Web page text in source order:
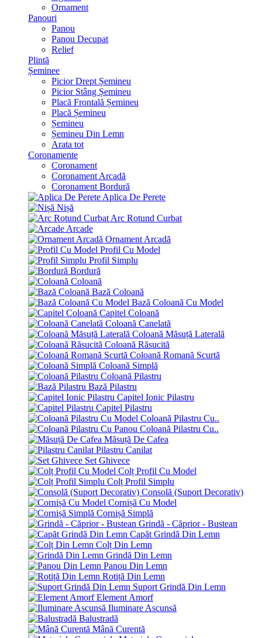
Ornament
Panouri
Panou
Panou Decupat
Relief
Plintă
Șeminee
Picior Drept Șemineu
Picior Stâng Șemineu
Placă Frontală Șemineu
Placă Șemineu
Șemineu
Șemineu Din Lemn
Arata tot
Coronamente
Coronament
Coronament Arcadă
Coronament Bordură
Aplica De Perete
Nișă
Arc Rotund Curbat
Arcade
Ornament Arcadă
Profil Cu Model
Profil Simplu
Bordură
Coloană
Bază Coloană
Bază Coloană Cu Model
Capitel Coloană
Coloană Canelată
Coloană Măsuță Laterală
Coloană Răsucită
Coloană Romană Scurtă
Coloană Simplă
Coloană Pilastru
Bază Pilastru
Capitel Ionic Pilastru
Capitel Pilastru
Coloană Pilastru Cu..
Coloană Pilastru Cu..
Măsuță De Cafea
Pilastru Canilat
Set Ghivece
Colț Profil Cu Model
Colț Profil Simplu
Consolă (Suport Decorativ)
Cornișă Cu Model
Cornișă Simplă
Grindă - Căprior - Bustean
Capăt Grindă Din Lemn
Colț Din Lemn
Grindă Din Lemn
Panou Din Lemn
Rotiță Din Lemn
Suport Grindă Din Lemn
Element Amorf
Iluminare Ascunsă
Balustradă
Mână Curentă